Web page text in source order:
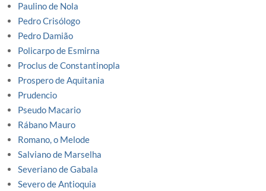
Paulino de Nola
Pedro Crisólogo
Pedro Damião
Policarpo de Esmirna
Proclus de Constantinopla
Prospero de Aquitania
Prudencio
Pseudo Macario
Rábano Mauro
Romano, o Melode
Salviano de Marselha
Severiano de Gabala
Severo de Antioquia